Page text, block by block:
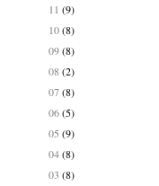
11 (9)
10 (8)
09 (8)
08 (2)
07 (8)
06 (5)
05 (9)
04 (8)
03 (8)